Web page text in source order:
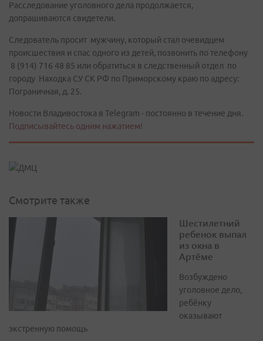
Расследование уголовного дела продолжается,
допрашиваются свидетели.
Следователь просит мужчину, который стал очевидцем
происшествия и спас одного из детей, позвонить по телефону
8 (914) 716 48 85 или обратиться в следственный отдел по
городу Находка СУ СК РФ по Приморскому краю по адресу:
Пограничная, д. 25.
Новости Владивостока в Telegram - постоянно в течение дня.
Подписывайтесь одним нажатием!
Смотрите также
Шестилетний
ребенок выпал
из окна в
Артёме
Возбуждено
уголовное дело,
ребёнку
оказывают
экстренную помощь